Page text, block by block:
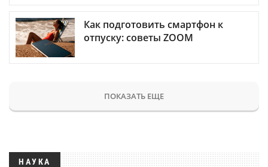
Как подготовить смартфон к
отпуску: советы ZOOM
ПОКАЗАТЬ ЕЩЕ
НАУКА